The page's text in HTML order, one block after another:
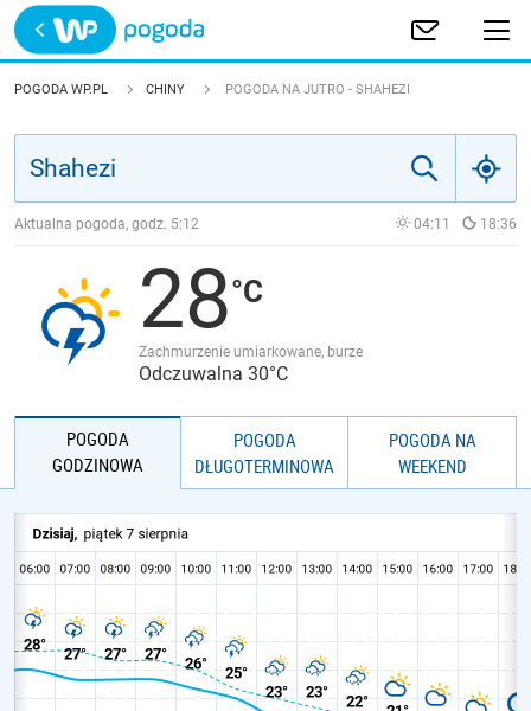
Trwa ładowanie
POLSKA
JAKOŚĆ POWIETRZA
POGODA WP.PL CHINY POGODA NA JUTRO - SHAHEZI
Aktualna pogoda, godz. 5:12 04:11 18:36
28
Zachmurzenie umiarkowane, burze
Odczuwalna 30°C
POGODA
GODZINOWA
POGODA
DŁUGOTERMINOWA
POGODA NA
WEEKEND